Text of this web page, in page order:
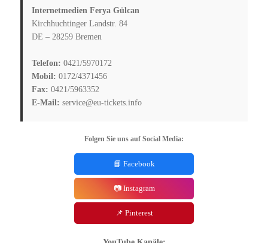
Internetmedien Ferya Gülcan
Kirchhuchtinger Landstr. 84
DE – 28259 Bremen
Telefon: 0421/5970172
Mobil: 0172/4371456
Fax: 0421/5963352
E-Mail: service@eu-tickets.info
Folgen Sie uns auf Social Media:
📘 Facebook
📷 Instagram
📌 Pinterest